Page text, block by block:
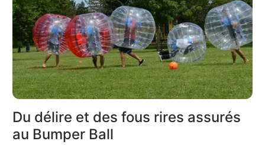
Du délire et des fous rires assurés
au Bumper Ball